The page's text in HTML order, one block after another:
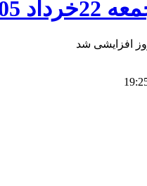
کامل
افزایشی شد